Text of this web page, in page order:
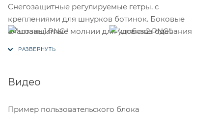
Снегозащитные регулируемые гетры, с
креплениями для шнурков ботинок. Боковые
влагозащитные молнии для удобства одевания
Как снять размер?
Видео
Пример пользовательского блока